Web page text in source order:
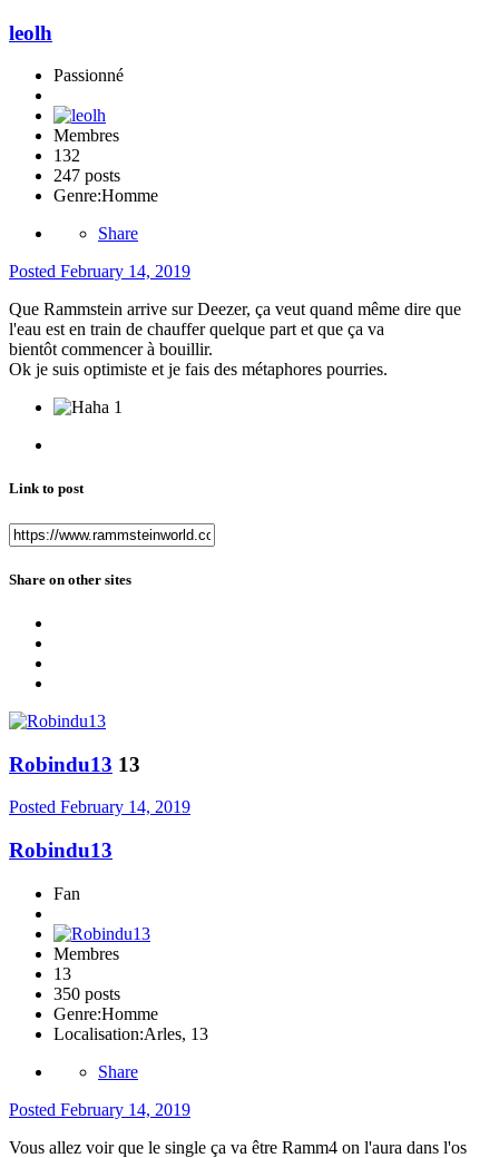
leolh
Passionné
Membres
132
247 posts
Genre:Homme
Share
Posted February 14, 2019
Que Rammstein arrive sur Deezer, ça veut quand même dire que
l'eau est en train de chauffer quelque part et que ça va
bientôt commencer à bouillir.
Ok je suis optimiste et je fais des métaphores pourries.
1
Link to post
Share on other sites
Robindu13 13
Posted February 14, 2019
Robindu13
Fan
Membres
13
350 posts
Genre:Homme
Localisation:Arles, 13
Share
Posted February 14, 2019
Vous allez voir que le single ça va être Ramm4 on l'aura dans l'os